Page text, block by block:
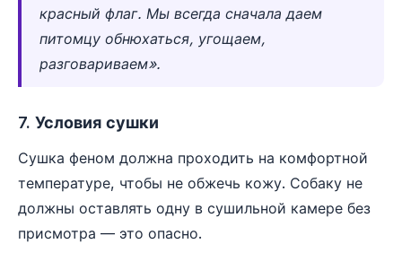
красный флаг. Мы всегда сначала даем
питомцу обнюхаться, угощаем,
разговариваем».
7. Условия сушки
Сушка феном должна проходить на комфортной
температуре, чтобы не обжечь кожу. Собаку не
должны оставлять одну в сушильной камере без
присмотра — это опасно.